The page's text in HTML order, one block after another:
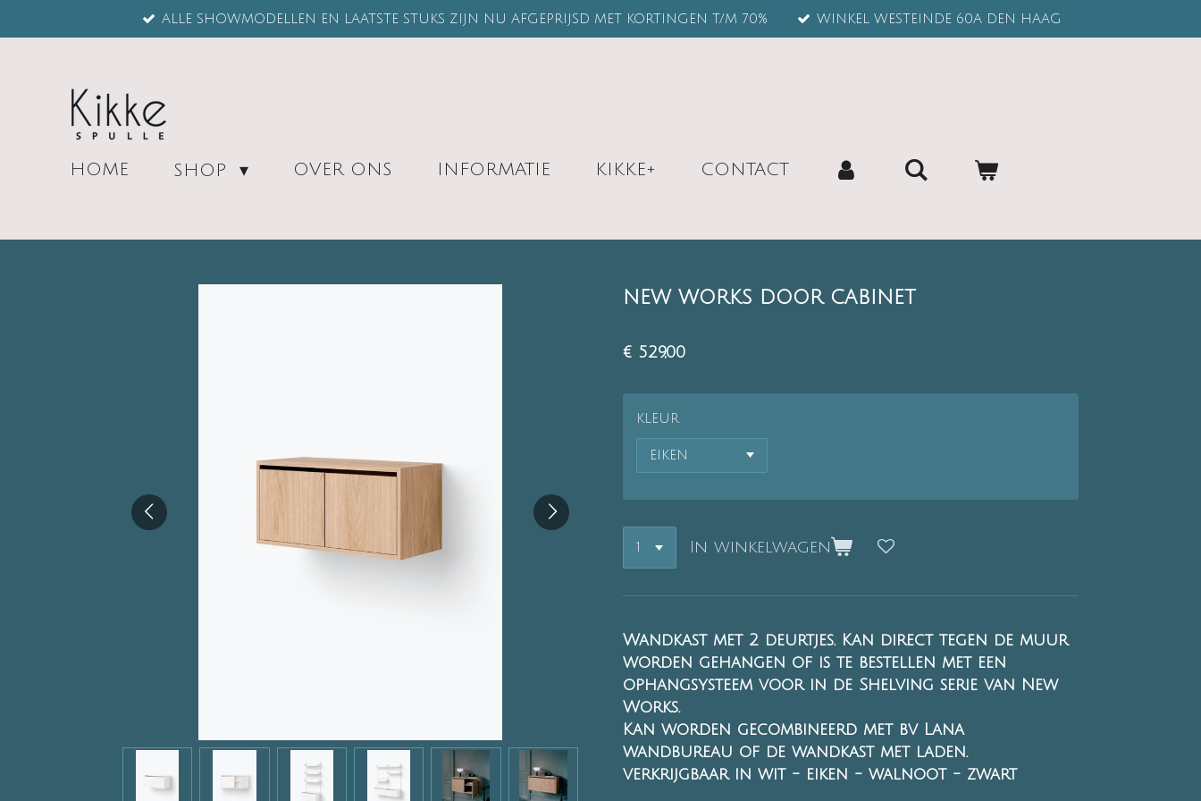
hoofdinhoud
ALLE SHOWMODELLEN EN LAATSTE STUKS ZIJN NU AFGEPRIJSD MET KORTINGEN T/M 70% WINKEL WESTEINDE 60A DEN HAAG
HOME SHOP OVER ONS INFORMATIE KIKKE+ CONTACT
NEW WORKS DOOR CABINET
€ 529,00
KLEUR
In winkelwagen
Wandkast met 2 deurtjes. Kan direct tegen de muur
worden gehangen of is te bestellen met een
ophangsysteem voor in de Shelving serie van New
Works.
Kan worden gecombineerd met bv Lana
wandbureau of de wandkast met laden.
verkrijgbaar in wit - eiken - walnoot - zwart